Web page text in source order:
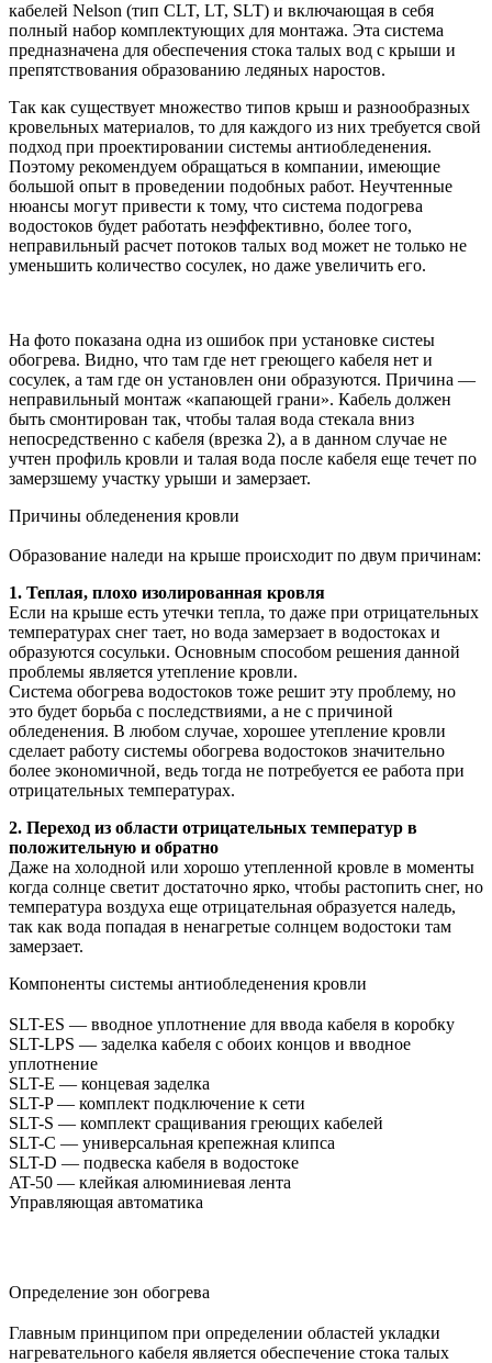
кабелей Nelson (тип CLT, LT, SLT) и включающая в себя
полный набор комплектующих для монтажа. Эта система
предназначена для обеспечения стока талых вод с крыши и
препятствования образованию ледяных наростов.
Так как существует множество типов крыш и разнообразных
кровельных материалов, то для каждого из них требуется свой
подход при проектировании системы антиобледенения.
Поэтому рекомендуем обращаться в компании, имеющие
большой опыт в проведении подобных работ. Неучтенные
нюансы могут привести к тому, что система подогрева
водостоков будет работать неэффективно, более того,
неправильный расчет потоков талых вод может не только не
уменьшить количество сосулек, но даже увеличить его.
На фото показана одна из ошибок при установке систеы
обогрева. Видно, что там где нет греющего кабеля нет и
сосулек, а там где он установлен они образуются. Причина —
неправильный монтаж «капающей грани». Кабель должен
быть смонтирован так, чтобы талая вода стекала вниз
непосредственно с кабеля (врезка 2), а в данном случае не
учтен профиль кровли и талая вода после кабеля еще течет по
замерзшему участку урыши и замерзает.
Причины обледенения кровли
Образование наледи на крыше происходит по двум причинам:
1. Теплая, плохо изолированная кровля
Если на крыше есть утечки тепла, то даже при отрицательных
температурах снег тает, но вода замерзает в водостоках и
образуются сосульки. Основным способом решения данной
проблемы является утепление кровли.
Система обогрева водостоков тоже решит эту проблему, но
это будет борьба с последствиями, а не с причиной
обледенения. В любом случае, хорошее утепление кровли
сделает работу системы обогрева водостоков значительно
более экономичной, ведь тогда не потребуется ее работа при
отрицательных температурах.
2. Переход из области отрицательных температур в
положительную и обратно
Даже на холодной или хорошо утепленной кровле в моменты
когда солнце светит достаточно ярко, чтобы растопить снег, но
температура воздуха еще отрицательная образуется наледь,
так как вода попадая в ненагретые солнцем водостоки там
замерзает.
Компоненты системы антиобледенения кровли
SLT-ES — вводное уплотнение для ввода кабеля в коробку
SLT-LPS — заделка кабеля с обоих концов и вводное
уплотнение
SLT-E — концевая заделка
SLT-P — комплект подключение к сети
SLT-S — комплект сращивания греющих кабелей
SLT-C — универсальная крепежная клипса
SLT-D — подвеска кабеля в водостоке
AT-50 — клейкая алюминиевая лента
Управляющая автоматика
Определение зон обогрева
Главным принципом при определении областей укладки
нагревательного кабеля является обеспечение стока талых